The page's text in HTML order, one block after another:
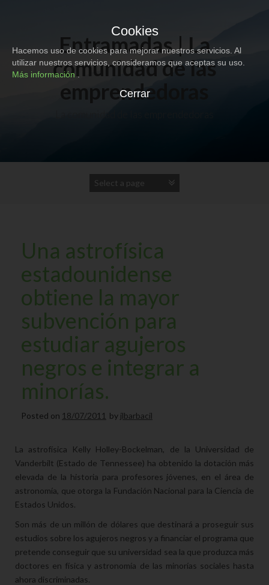
Cookies
Hacemos uso de cookies para mejorar nuestros servicios. Al
utilizar nuestros servicios, consideramos que aceptas su uso.
Más información.
Cerrar
Entramadas | La
comunidad de las
emprendedoras
Una astrofísica
estadounidense
obtiene la mayor
subvención para
estudiar agujeros
negros e integrar a
minorías.
Posted on 18/07/2011 by jlbarbacil
La astrofísica Kelly Holley-Bockelman, de la Universidad de
Vanderbilt (Estado de Tennessee) ha obtenido la dotación más
elevada de la historia para profesores jóvenes, en el área de
astronomía, que otorga la Fundación Nacional para la Ciencia de
Estados Unidos.
Son más de un millón de dólares que destinará a proseguir sus
estudios sobre los agujeros negros y a financiar el programa que
pretende conseguir que su universidad sea la que produzca más
doctores en física y astronomía de las minorías sociales hasta
ahora discriminadas.